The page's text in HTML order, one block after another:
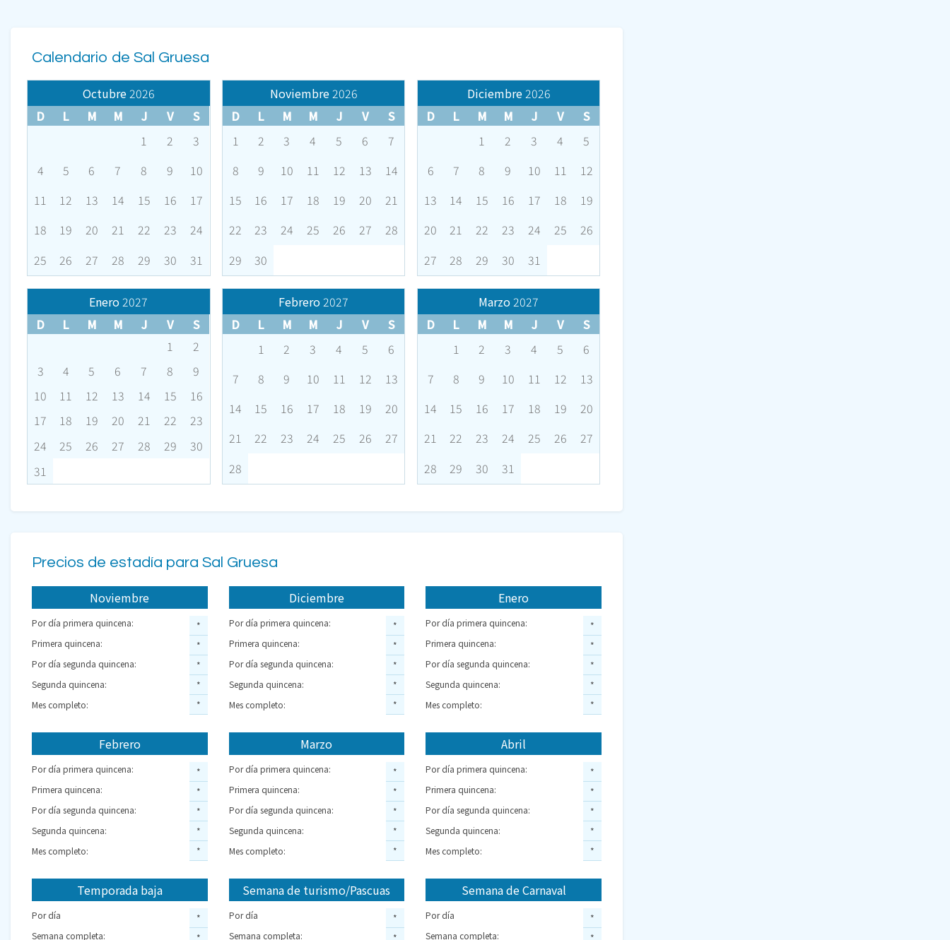
Calendario de Sal Gruesa
Octubre2026
D
L M M J V
S
1
2
3
4
5 6 7 8 9
10
11
12 13 14 15 16
17
18
19 20 21 22 23
24
25
26 27 28 29 30 31
Noviembre2026
D
L M M J V
S
1
2 3 4 5 6
7
8
9 10 11 12 13
14
15
16 17 18 19 20
21
22
23 24 25 26 27
28
29
30
Diciembre2026
D
L M M J V
S
1
2 3 4
5
6
7 8 9 10 11
12
13
14 15 16 17 18
19
20
21 22 23 24 25
26
27
28 29 30 31
Enero2027
D
L M M J V
S
1
2
3
4 5 6 7 8
9
10
11 12 13 14 15
16
17
18 19 20 21 22
23
24
25 26 27 28 29
30
31
Febrero2027
D
L M M J V
S
1
2 3 4 5
6
7
8 9 10 11 12
13
14
15 16 17 18 19
20
21
22 23 24 25 26
27
28
Marzo2027
D
L M M J V
S
1
2 3 4 5
6
7
8 9 10 11 12
13
14
15 16 17 18 19
20
21
22 23 24 25 26
27
28
29 30 31
Precios de estadía para Sal Gruesa
Noviembre
Por día primera quincena:
Primera quincena:
Por día segunda quincena:
Segunda quincena:
Mes completo:
*
*
*
*
*
Diciembre
Por día primera quincena:
Primera quincena:
Por día segunda quincena:
Segunda quincena:
Mes completo:
*
*
*
*
*
Enero
Por día primera quincena:
Primera quincena:
Por día segunda quincena:
Segunda quincena:
Mes completo:
*
*
*
*
*
Febrero
Por día primera quincena:
Primera quincena:
Por día segunda quincena:
Segunda quincena:
Mes completo:
*
*
*
*
*
Marzo
Por día primera quincena:
Primera quincena:
Por día segunda quincena:
Segunda quincena:
Mes completo:
*
*
*
*
*
Abril
Por día primera quincena:
Primera quincena:
Por día segunda quincena:
Segunda quincena:
Mes completo:
*
*
*
*
*
Temporada baja
Por día
Semana completa:
*
Semana de turismo/Pascuas
Por día
Semana completa:
*
Semana de Carnaval
Por día
Semana completa:
*